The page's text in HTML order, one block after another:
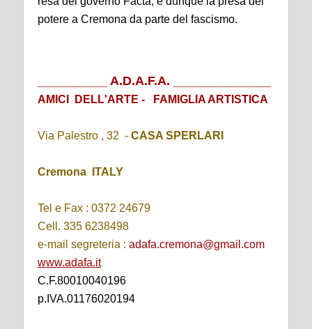
potere a Cremona da parte del fascismo.
__________ A.D.A.F.A. ______________
AMICI DELL'ARTE - FAMIGLIA ARTISTICA
Via Palestro , 32 - CASA SPERLARI
Cremona ITALY
Tel e Fax : 0372 24679
Cell. 335 6238498
e-mail segreteria : adafa.cremona@gmail.com
www.adafa.it
C.F.80010040196
p.IVA.01176020194